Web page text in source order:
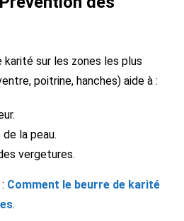
karité sur les zones les plus
poitrine, hanches) aide à :
la peau.
vergetures.
: Comment le beurre de karité
.